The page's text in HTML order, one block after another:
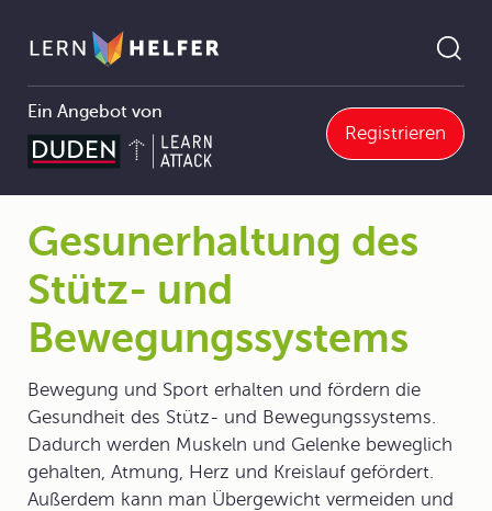
Ein Angebot von
Registrieren
Pfadnavigation
Gesunerhaltung des Stütz- und Bewegungssystems
Gesunerhaltung des
Stütz- und
Bewegungssystems
Bewegung und Sport erhalten und fördern die
Gesundheit des Stütz- und Bewegungssystems.
Dadurch werden Muskeln und Gelenke beweglich
gehalten, Atmung, Herz und Kreislauf gefördert.
Außerdem kann man Übergewicht vermeiden und